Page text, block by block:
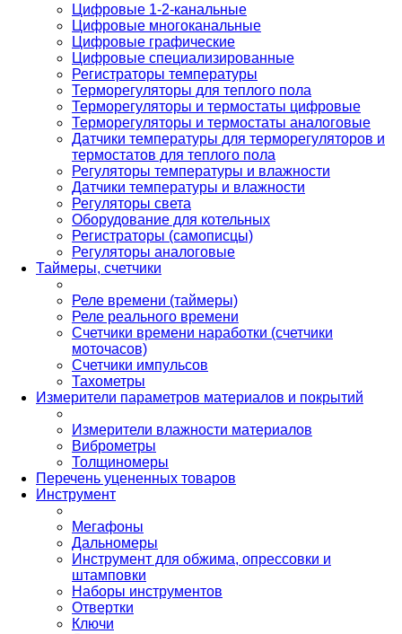
Цифровые 1-2-канальные
Цифровые многоканальные
Цифровые графические
Цифровые специализированные
Регистраторы температуры
Терморегуляторы для теплого пола
Терморегуляторы и термостаты цифровые
Терморегуляторы и термостаты аналоговые
Датчики температуры для терморегуляторов и
термостатов для теплого пола
Регуляторы температуры и влажности
Датчики температуры и влажности
Регуляторы света
Оборудование для котельных
Регистраторы (самописцы)
Регуляторы аналоговые
Таймеры, счетчики
Реле времени (таймеры)
Реле реального времени
Счетчики времени наработки (счетчики
моточасов)
Счетчики импульсов
Тахометры
Измерители параметров материалов и покрытий
Измерители влажности материалов
Виброметры
Толщиномеры
Перечень уцененных товаров
Инструмент
Мегафоны
Дальномеры
Инструмент для обжима, опрессовки и
штамповки
Наборы инструментов
Отвертки
Ключи